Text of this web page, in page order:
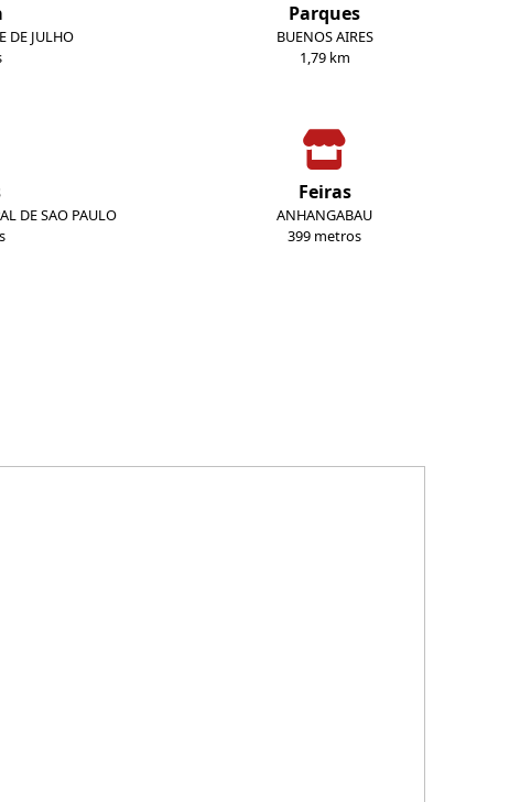
DE JULHO
Parques
BUENOS AIRES
1,79 km
DE SAO PAULO
Feiras
ANHANGABAU
399 metros